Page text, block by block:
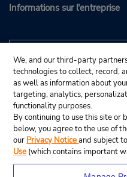
Informations sur l'entreprise
We, and our third-party
technologies to collect, record,
as well as information about
targeting, analytics,
functionality purposes.
By continuing to use this site or
below, you agree to the use of
our Privacy Noticeand subject
Use (which contains important